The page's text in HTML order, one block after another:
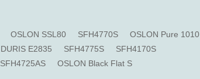
OSLON SSL80 SFH4770S
OSLON Pure 1010
DURIS E2835 SFH4775S
SFH4170S
SFH4725AS OSLON Black Flat S